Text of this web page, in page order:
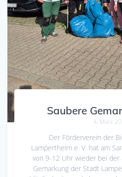
Saubere
4. März
Der Förderverein der
Lampertheim e. V. hat am
von 9-12 Uhr wieder bei der
Gemarkung der Stadt